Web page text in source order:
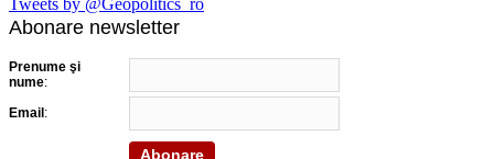
Tweets by @Geopolitics_ro
Abonare newsletter
Prenume şi
nume:
Email :